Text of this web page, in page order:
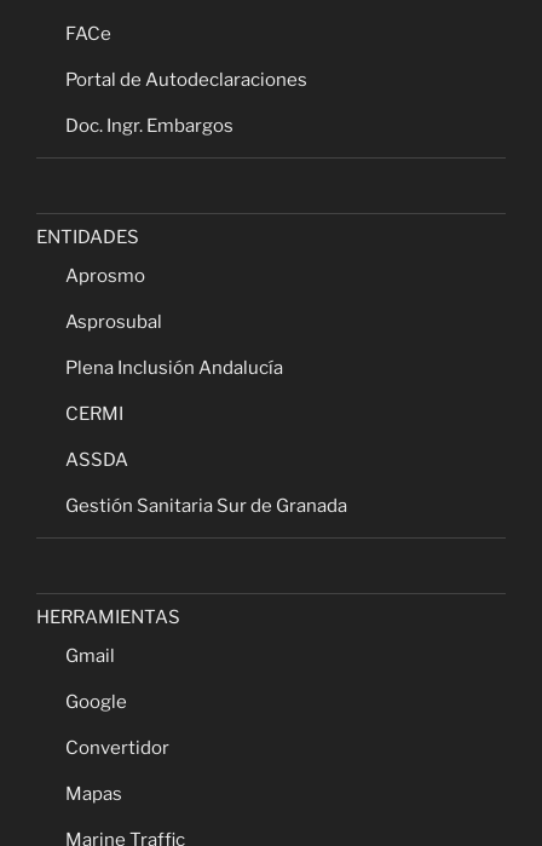
FACe
Portal de Autodeclaraciones
Doc. Ingr. Embargos
ENTIDADES
Aprosmo
Asprosubal
Plena Inclusión Andalucía
CERMI
ASSDA
Gestión Sanitaria Sur de Granada
HERRAMIENTAS
Gmail
Google
Convertidor
Mapas
Marine Traffic